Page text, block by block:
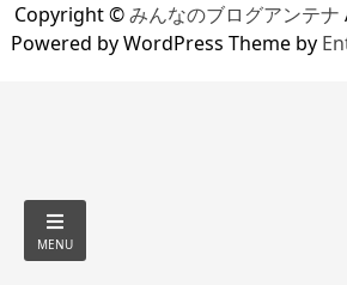
Copyright ©みんなのブログアンテナ
Powered by WordPress Theme by
MENU